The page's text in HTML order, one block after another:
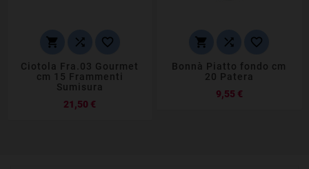
  
Ciotola Fra.03 Gourmet
cm 15 Frammenti
Sumisura
21,50 €
  
Bonnà Piatto fondo cm
20 Patera
9,55 €Prezzo